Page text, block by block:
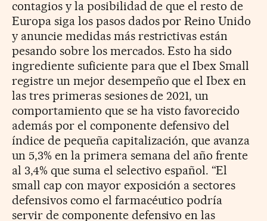
contagios y la posibilidad de que el resto de
Europa siga los pasos dados por Reino Unido
y anuncie medidas más restrictivas están
pesando sobre los mercados. Esto ha sido
ingrediente suficiente para que el Ibex Small
registre un mejor desempeño que el Ibex en
las tres primeras sesiones de 2021, un
comportamiento que se ha visto favorecido
además por el componente defensivo del
índice de pequeña capitalización, que avanza
un 5,3% en la primera semana del año frente
al 3,4% que suma el selectivo español. “El
small cap con mayor exposición a sectores
defensivos como el farmacéutico podría
servir de componente defensivo en las